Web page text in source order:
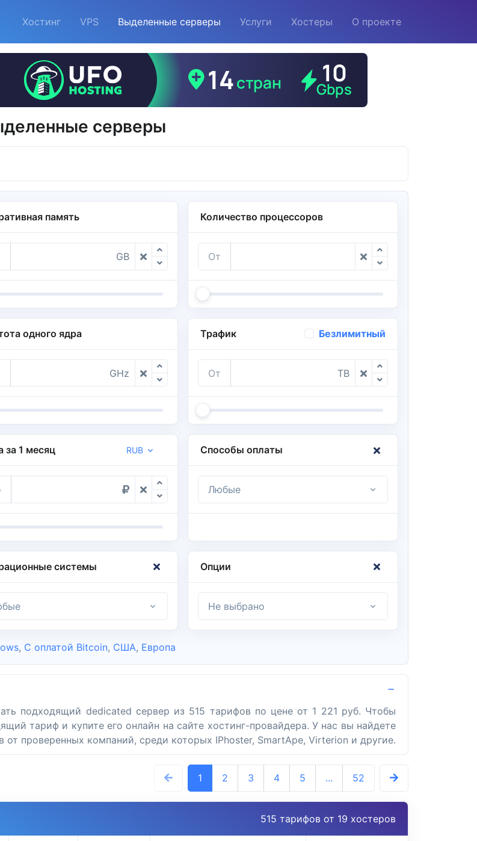
Хостинг VPS Выделенные серверы Услуги Хостеры О проекте
серверы
память
GB
Количество процессоров
От
одного ядра
GHz
Трафик Безлимитный
От TB
за 1 месяц RUB Способы оплаты
Любые
системы Опции
Не выбрано
, С оплатой Bitcoin, США, Европа
подходящий dedicated сервер из 515 тарифов по цене от 1 221 руб. Чтобы
тариф и купите его онлайн на сайте хостинг-провайдера. У нас вы найдете
проверенных компаний, среди которых IPhoster, SmartApe, Virterion и другие.
1 2 3 4 5 ... 52
515 тарифов от 19 хостеров